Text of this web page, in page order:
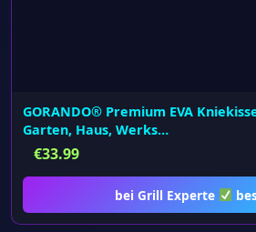
GORANDO® Premium EVA
Garten, Haus, Werks…
€33.99
bei Grill Experte